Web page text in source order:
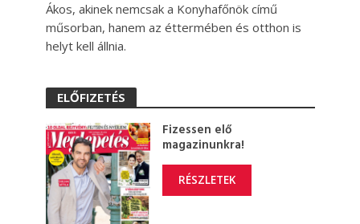
Ákos, akinek nemcsak a Konyhafőnök című
műsorban, hanem az éttermében és otthon is
helyt kell állnia.
ELŐFIZETÉS
Fizessen elő
magazinunkra!
RÉSZLETEK